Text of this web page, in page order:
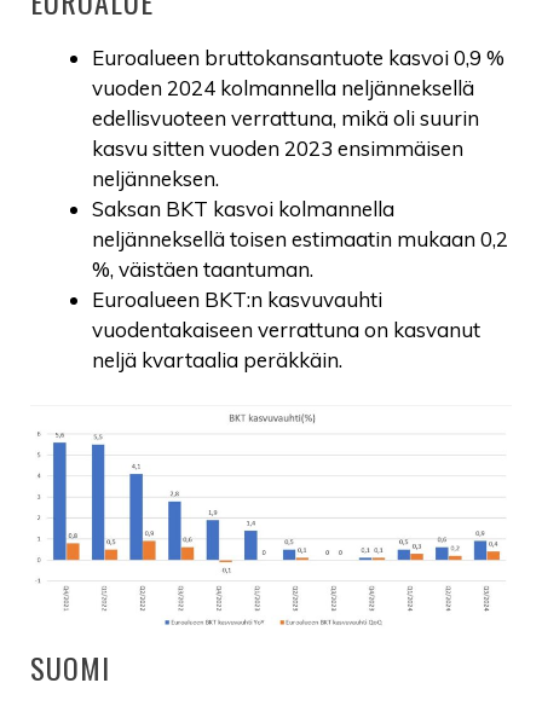
Euroalueen bruttokansantuote kasvoi 0,9 %
vuoden 2024 kolmannella neljänneksellä
edellisvuoteen verrattuna, mikä oli suurin
kasvu sitten vuoden 2023 ensimmäisen
neljänneksen.
Saksan BKT kasvoi kolmannella
neljänneksellä toisen estimaatin mukaan 0,2
%, väistäen taantuman.
Euroalueen BKT:n kasvuvauhti
vuodentakaiseen verrattuna on kasvanut
neljä kvartaalia peräkkäin.
SUOMI